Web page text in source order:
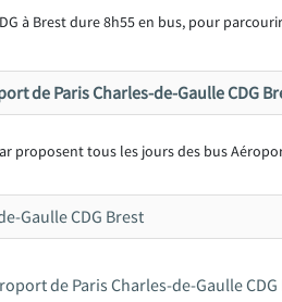
à Brest dure 8h55 en bus, pour
de Paris Charles-de-Gaulle CDG
proposent tous les jours des bus
Gaulle CDG Brest
de Paris Charles-de-Gaulle CDG